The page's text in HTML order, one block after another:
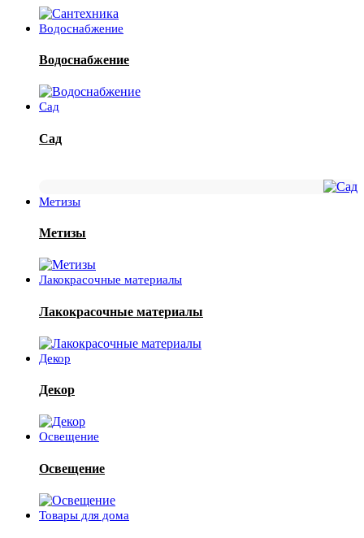
Водоснабжение
Водоснабжение
Сад
Сад
Метизы
Метизы
Лакокрасочные материалы
Лакокрасочные материалы
Декор
Декор
Освещение
Освещение
Товары для дома